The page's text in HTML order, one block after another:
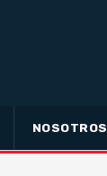
NOSOTROS